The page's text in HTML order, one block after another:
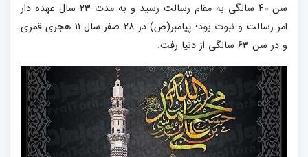
سن ۴۰ سالگی به مقام رسالت رسید و به مدت ۲۳ سال عهده ‌دار
امر رسالت و نبوت بود؛ پیامبر(ص) در ۲۸ صفر سال ۱۱ هجری قمری
و در سن ۶۳ سالگی از دنیا رفت.